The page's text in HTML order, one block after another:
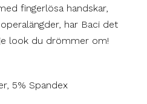
fingerlösa handskar,
har Baci det
look du drömmer om!
5% Spandex